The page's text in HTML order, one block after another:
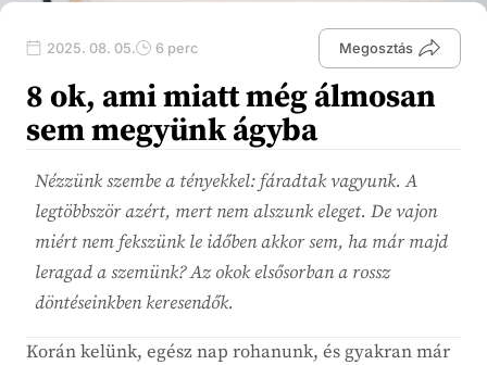
2025. 08. 05. 6 perc Megosztás
8 ok, ami miatt még álmosan
sem megyünk ágyba
Nézzünk szembe a tényekkel: fáradtak vagyunk. A
legtöbbször azért, mert nem alszunk eleget. De vajon
miért nem fekszünk le időben akkor sem, ha már majd
leragad a szemünk? Az okok elsősorban a rossz
döntéseinkben keresendők.
Korán kelünk, egész nap rohanunk, és gyakran már